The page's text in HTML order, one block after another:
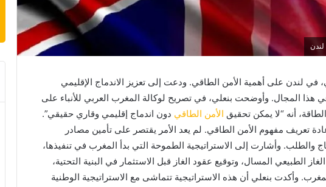
لندن
في لندن على أهمية الأمن الطاقي. ودعت إلى تعزيز الاندماج الإقليمي
هذا المجال. وأوضحت بنعلي، في تصريح لوكالة المغرب العربي للأنباء على
أنه “لا يمكن تحقيق الأمن الطاقي دون اندماج إقليمي وقاري حقيقي”.
تعريف مفهوم الأمن الطاقي. لم يعد الأمر يقتصر على تأمين مصادر
والطلب. وأشارت إلى الاستراتيجية الطموحة التي بدأ المغرب في تنفيذها،
الطبيعي المسال، وتوقيع عقود الغاز قبل الاستثمار في البنية التحتية،
وأكدت بنعلي أن هذه الاستراتيجية تتماشى مع الاستراتيجية الوطنية